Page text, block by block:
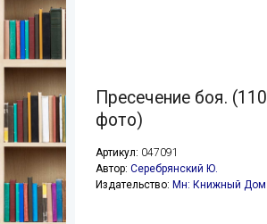
Пресечение боя. (110
фото)
Артикул: 047091
Автор: Серебрянский Ю.
Издательство: Мн: Книжный Дом